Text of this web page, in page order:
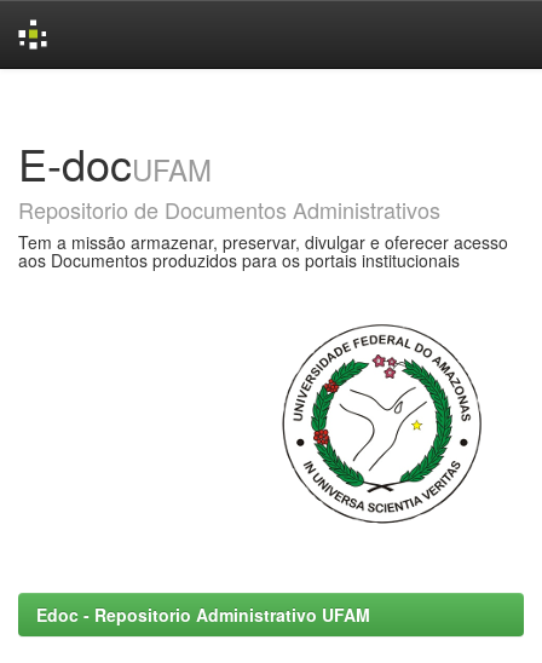
E-docUFAM
Repositorio de Documentos Administrativos
Tem a missão armazenar, preservar, divulgar e oferecer acesso
aos Documentos produzidos para os portais institucionais
Edoc - Repositorio Administrativo UFAM